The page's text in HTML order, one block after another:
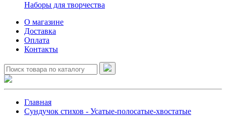
Наборы для творчества
О магазине
Доставка
Оплата
Контакты
Главная
Сундучок стихов - Усатые-полосатые-хвостатые